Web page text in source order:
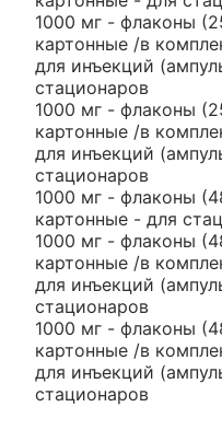
1000 мг - флаконы
картонные /в
для инъекций
стационаров
1000 мг - флаконы
картонные /в
для инъекций
стационаров
1000 мг - флаконы
картонные - для
1000 мг - флаконы
картонные /в
для инъекций
стационаров
1000 мг - флаконы
картонные /в
для инъекций
стационаров